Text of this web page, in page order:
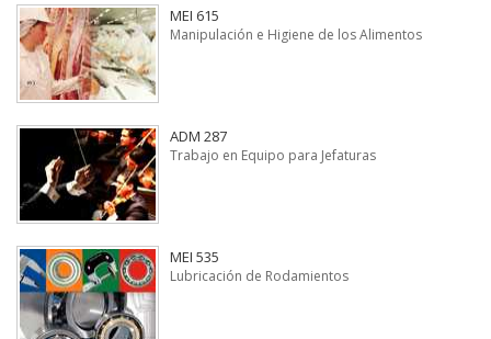
MEI 615
Manipulación e Higiene de los Alimentos
ADM 287
Trabajo en Equipo para Jefaturas
MEI 535
Lubricación de Rodamientos